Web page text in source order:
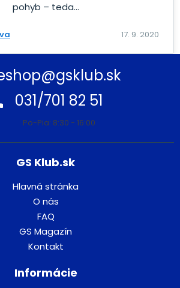
pohyb – teda...
17. 9. 2020
031/701 82 51
Po-Pia: 8:30 - 16:00
GS Klub.sk
Hlavná stránka
O nás
FAQ
GS Magazín
Kontakt
Informácie